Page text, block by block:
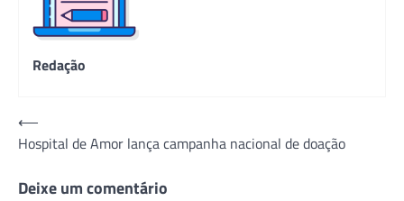
Redação
Navegação
de
Post
⟵
Hospital de Amor lança campanha nacional de doação
Deixe um comentário